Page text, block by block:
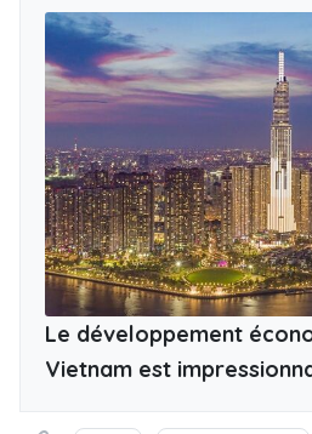
Le développement
Vietnam est